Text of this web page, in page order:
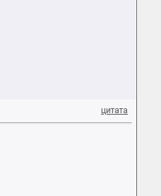
цитата